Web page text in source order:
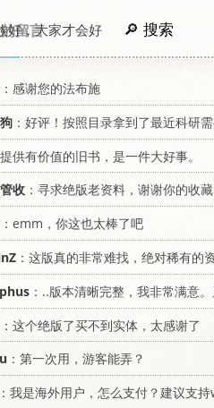
好，大家才会好 搜索
留言
：感谢您的法布施
：好评！按照目录拿到了最近科研需要的材
提供有价值的旧书，是一件大好事。
收 ：寻求绝版老资料，谢谢你的收藏
：emm，你这也太棒了吧
：这版真的非常难找，绝对稀有的
：..版本清晰完整，我非常满意。又及，这本《话语的真相
：这个绝版了买不到实体，太感谢了
：第一次用，游客能弄？
：我是海外用户，怎么支付？建议支持weixin